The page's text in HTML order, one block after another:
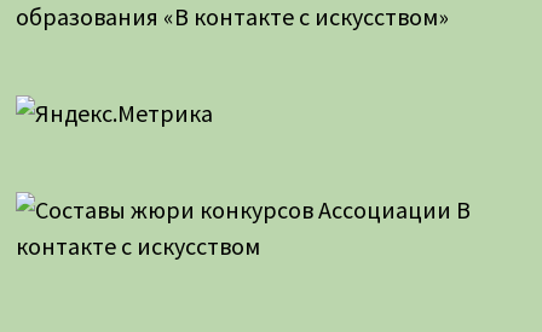
образования «В контакте с искусством»